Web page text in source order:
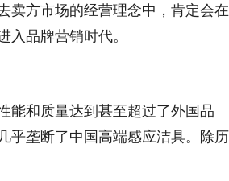
卖方市场的经营理念中，肯定会在
品牌营销时代。
能和质量达到甚至超过了外国品
乎垄断了中国高端感应洁具。除历